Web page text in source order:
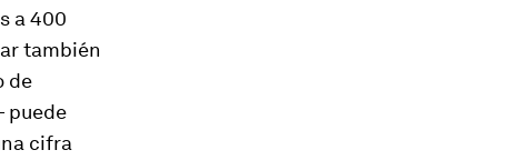
a 400
también
de
puede
cifra